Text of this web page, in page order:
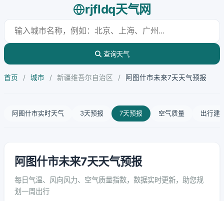
rjfldq天气网
查询天气
首页 / 城市 / 新疆维吾尔自治区 / 阿图什市未来7天天气预报
阿图什市实时天气 3天预报 7天预报 空气质量 出行建
阿图什市未来7天天气预报
每日气温、风向风力、空气质量指数，数据实时更新，助您规
划一周出行